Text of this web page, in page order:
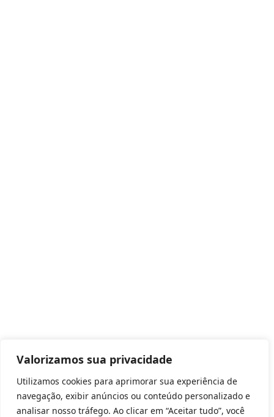
Valorizamos sua privacidade
Utilizamos cookies para aprimorar sua experiência de
navegação, exibir anúncios ou conteúdo personalizado e
analisar nosso tráfego. Ao clicar em “Aceitar tudo”, você